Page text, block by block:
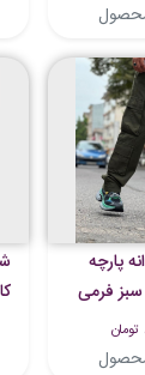
پارچه
فرمی
تومان